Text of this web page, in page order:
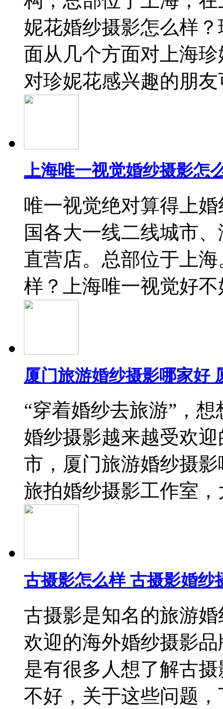
妮花婚纱摄影怎么样
面从几个方面对上海
对珍妮花感兴趣的朋
上海唯一视觉婚纱摄影怎
唯一视觉绝对算得上
国各大一线二线城市
直营店。总部位于上
样？上海唯一视觉好
厦门旅游婚纱摄影哪家好
“穿着婚纱去旅游”，
婚纱摄影越来越受欢
市，厦门旅游婚纱摄
旅拍婚纱摄影工作室
古摄影怎么样 古摄影婚纱
古摄影是知名的旅游
欢迎的海外婚纱摄影
是有很多人想了解古
不好，关于这些问题